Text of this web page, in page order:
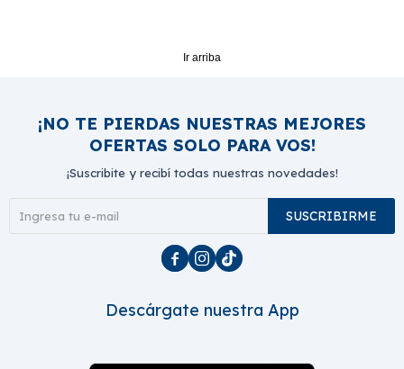
Ir arriba
¡NO TE PIERDAS NUESTRAS MEJORES
OFERTAS SOLO PARA VOS!
¡Suscribite y recibí todas nuestras novedades!
SUSCRIBIRME
  
Descárgate nuestra App